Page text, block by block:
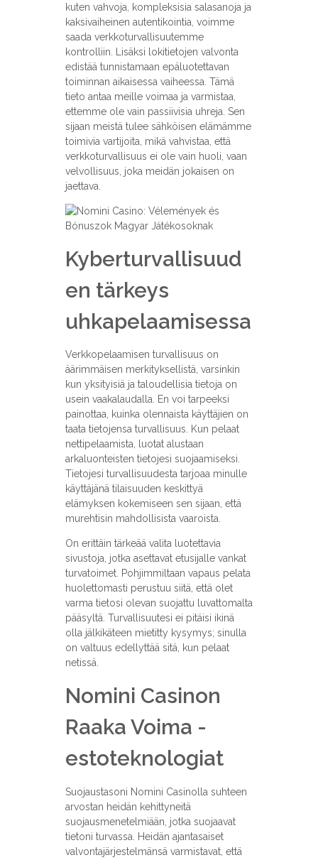
kuten vahvoja, kompleksisia salasanoja ja
kaksivaiheinen autentikointia, voimme
saada verkkoturvallisuutemme
kontrolliin. Lisäksi lokitietojen valvonta
edistää tunnistamaan epäluotettavan
toiminnan aikaisessa vaiheessa. Tämä
tieto antaa meille voimaa ja varmistaa,
ettemme ole vain passiivisia uhreja. Sen
sijaan meistä tulee sähköisen elämämme
toimivia vartijoita, mikä vahvistaa, että
verkkoturvallisuus ei ole vain huoli, vaan
velvollisuus, joka meidän jokaisen on
jaettava.
Kyberturvallisuud
en tärkeys
uhkapelaamisessa
Verkkopelaamisen turvallisuus on
äärimmäisen merkityksellistä, varsinkin
kun yksityisiä ja taloudellisia tietoja on
usein vaakalaudalla. En voi tarpeeksi
painottaa, kuinka olennaista käyttäjien on
taata tietojensa turvallisuus. Kun pelaat
nettipelaamista, luotat alustaan
arkaluonteisten tietojesi suojaamiseksi.
Tietojesi turvallisuudesta tarjoaa minulle
käyttäjänä tilaisuuden keskittyä
elämyksen kokemiseen sen sijaan, että
murehtisin mahdollisista vaaroista.
On erittäin tärkeää valita luotettavia
sivustoja, jotka asettavat etusijalle vankat
turvatoimet. Pohjimmiltaan vapaus pelata
huolettomasti perustuu siitä, että olet
varma tietosi olevan suojattu luvattomalta
pääsyltä. Turvallisuutesi ei pitäisi ikinä
olla jälkikäteen mietitty kysymys; sinulla
on valtuus edellyttää sitä, kun pelaat
netissä.
Nomini Casinon
Raaka Voima -
estoteknologiat
Suojaustasoni Nomini Casinolla suhteen
arvostan heidän kehittyneitä
suojausmenetelmiään, jotka suojaavat
tietoni turvassa. Heidän ajantasaiset
valvontajärjestelmänsä varmistavat, että